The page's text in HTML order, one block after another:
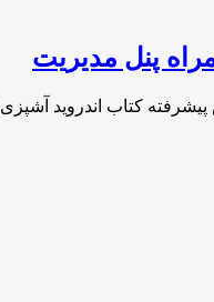
پنل مدیریت
کتاب اندروید